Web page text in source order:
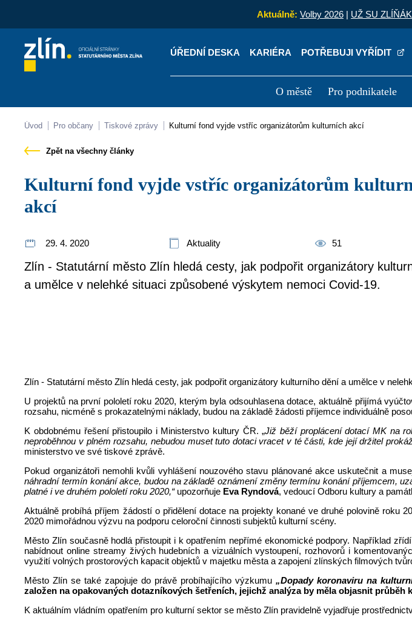
Aktuálně: Volby 2026 | UŽ SU
ÚŘEDNÍ DESKA KARIÉRA POTŘEBUJI VYŘÍDIT
O městě Pro podnikatele
Kontakty Úřední deska
Úvod Pro občany Tiskové zprávy Kulturní fond vyjde vstříc organizátorům kulturních akcí
Zpět na všechny články
Kulturní fond vyjde vstříc organizátorům kulturních
akcí
29. 4. 2020 Aktuality 51
Zlín - Statutární město Zlín hledá cesty, jak podpořit organizátory
a umělce v nelehké situaci způsobené výskytem nemoci Covid-19.
Zlín - Statutární město Zlín hledá cesty, jak podpořit organizátory kulturního dění a umělce v
U projektů na první pololetí roku 2020, kterým byla odsouhlasena dotace, aktuálně přijímá
rozsahu, nicméně s prokazatelnými náklady, budou na základě žádosti příjemce individuálně
K obdobnému řešení přistoupilo i Ministerstvo kultury ČR. „Již běží proplácení dotací MK na
neproběhnou v plném rozsahu, nebudou muset tuto dotaci vracet v té části, kde její držitel
ministerstvo ve své tiskové zprávě.
Pokud organizátoři nemohli kvůli vyhlášení nouzového stavu plánované akce uskutečnit a
náhradní termín konání akce, budou na základě oznámení změny termínu konání příjemcem,
platné i ve druhém pololetí roku 2020,“upozorňuje Eva Ryndová, vedoucí Odboru kultury a
Aktuálně probíhá příjem žádostí o přidělení dotace na projekty konané ve druhé polovině roku
2020 mimořádnou výzvu na podporu celoroční činnosti subjektů kulturní scény.
Město Zlín současně hodlá přistoupit i k opatřením nepřímé ekonomické podpory. Například
nabídnout online streamy živých hudebních a vizuálních vystoupení, rozhovorů i
využití volných prostorových kapacit objektů v majetku města a zapojení zlínských filmových
Město Zlín se také zapojuje do právě probíhajícího výzkumu „Dopady koronaviru na
založen na opakovaných dotazníkových šetřeních, jejichž analýza by měla objasnit
K aktuálním vládním opatřením pro kulturní sektor se město Zlín pravidelně vyjadřuje